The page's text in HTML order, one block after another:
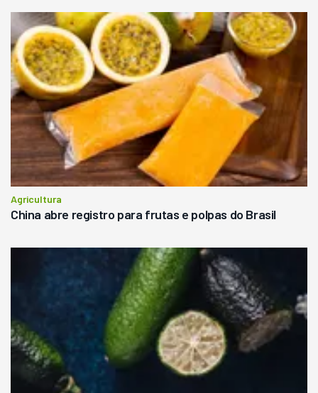
Agricultura
China abre registro para frutas e polpas do Brasil